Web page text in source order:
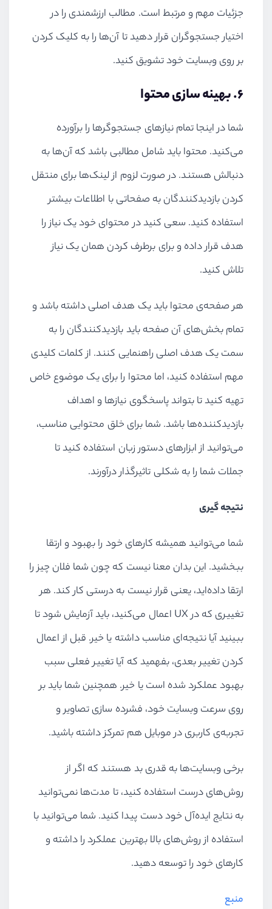
جزئیات مهم و مرتبط است. مطالب ارزشمندی را در
اختیار جستجوگران قرار دهید تا آن‌ها را به کلیک کردن
بر روی وبسایت خود تشویق کنید.
۶. بهینه سازی محتوا
شما در اینجا تمام نیازهای جستجوگرها را برآورده
می‌کنید. محتوا باید شامل مطالبی باشد که آن‌ها به
دنبالش هستند. در صورت لزوم از لینک‌ها برای منتقل
کردن بازدیدکنندگان به صفحاتی با اطلاعات بیشتر
استفاده کنید. سعی کنید در محتوای خود یک نیاز را
هدف قرار داده و برای برطرف کردن همان یک نیاز
تلاش کنید.
هر صفحه‌ی محتوا باید یک هدف اصلی داشته باشد و
تمام بخش‌های آن صفحه باید بازدیدکنندگان را به
سمت یک هدف اصلی راهنمایی کنند. از کلمات کلیدی
مهم استفاده کنید، اما محتوا را برای یک موضوع خاص
تهیه کنید تا بتواند پاسخگوی نیازها و اهداف
بازدیدکننده‌ها باشد. شما برای خلق محتوایی مناسب،
می‌توانید از ابزارهای دستور زبان استفاده کنید تا
جملات شما را به شکلی تاثیرگذار درآورند.
نتیجه گیری
شما می‌توانید همیشه کارهای خود را بهبود و ارتقا
ببخشید. این بدان معنا نیست که چون شما فلان چیز را
ارتقا داده‌اید، یعنی قرار نیست به درستی کار کند. هر
تغییری که در UX اعمال می‌کنید، باید آزمایش شود تا
ببینید آیا نتیجه‌ای مناسب داشته یا خیر. قبل از اعمال
کردن تغییر بعدی، بفهمید که آیا تغییر فعلی سبب
بهبود عملکرد شده است یا خیر. همچنین شما باید بر
روی سرعت وبسایت خود، فشرده سازی تصاویر و
تجربه‌ی کاربری در موبایل هم تمرکز داشته باشید.
برخی وبسایت‌ها به قدری بد هستند که اگر از
روش‌های درست استفاده کنید، تا مدت‌ها نمی‌توانید
به نتایج ایده‌آل خود دست پیدا کنید. شما می‌توانید با
استفاده از روش‌های بالا بهترین عملکرد را داشته و
کارهای خود را توسعه دهید.
منبع